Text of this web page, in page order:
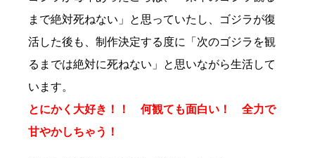
まで絶対死ねない」と思っていたし、ゴジラが復
活した後も、制作決定する度に「次のゴジラを観
るまでは絶対に死ねない」と思いながら生活して
います。
とにかく大好き！！ 何観ても面白い！ 全力で
甘やかしちゃう！